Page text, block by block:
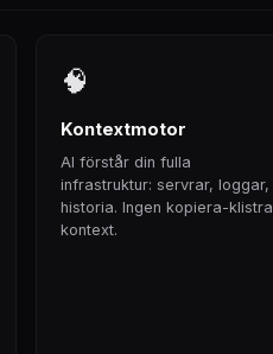
🧠
Kontextmotor
AI förstår din fulla
infrastruktur: servrar, loggar,
historia. Ingen kopiera-klistra
kontext.